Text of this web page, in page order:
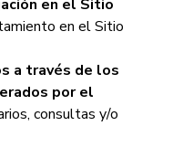
en el Sitio
en el Sitio
a través de los
por el
consultas y/o